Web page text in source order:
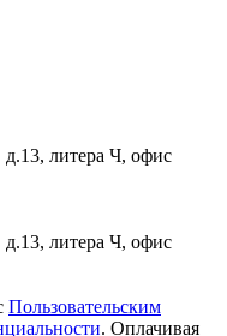
д.13, литера Ч, офис
д.13, литера Ч, офис
Пользовательским
. Оплачивая